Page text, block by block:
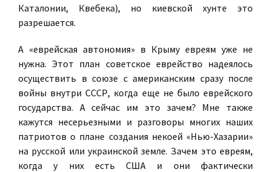
Каталонии, Квебека), но киевской хунте это
разрешается.
А «еврейская автономия» в Крыму евреям уже не
нужна. Этот план советское еврейство надеялось
осуществить в союзе с американским сразу после
войны внутри СССР, когда еще не было еврейского
государства. А сейчас им это зачем? Мне также
кажутся несерьезными и разговоры многих наших
патриотов о плане создания некоей «Нью-Хазарии»
на русской или украинской земле. Зачем это евреям,
когда у них есть США и они фактически